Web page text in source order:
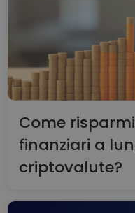
Come
finanziari a
criptovalute?